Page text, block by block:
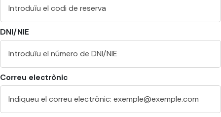
DNI/NIE
Correu electrònic